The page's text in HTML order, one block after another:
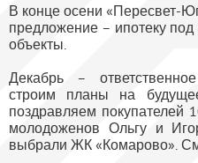
В конце осени «Пересвет-
предложение – ипотеку под
объекты.
Декабрь –
строим планы на
поздравляем покупателей
молодоженов Ольгу и
выбрали ЖК «Комарово».